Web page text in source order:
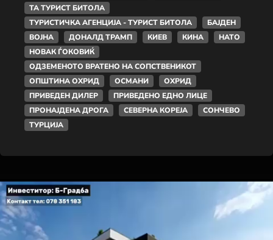
ТА ТУРИСТ БИТОЛА
ТУРИСТИЧКА АГЕНЦИЈА - ТУРИСТ БИТОЛА
БАЈДЕН
ВОЈНА
ДОНАЛД ТРАМП КИЕВ КИНА
НАТО
НОВАК ЃОКОВИЌ
ОДЗЕМЕНОТО ВРАТЕНО НА СОПСТВЕНИКОТ
ОПШТИНА ОХРИД
ОСМАНИ
ОХРИД
ПРИВЕДЕН ДИЛЕР
ПРИВЕДЕНО ЕДНО ЛИЦЕ
ПРОНАЈДЕНА ДРОГА
СЕВЕРНА КОРЕЈА
СОНЧЕВО
ТУРЦИЈА